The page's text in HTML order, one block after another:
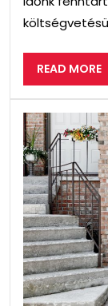
READ MORE